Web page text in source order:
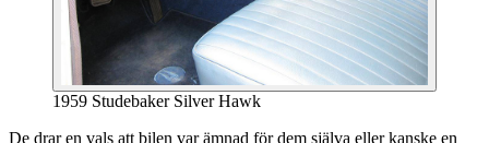
1959 Studebaker Silver Hawk
De drar en vals att bilen var ämnad för dem själva eller kanske en